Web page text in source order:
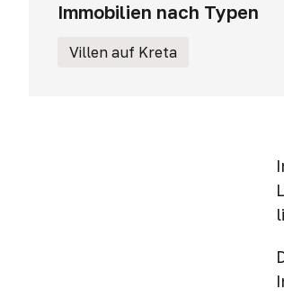
Immobilien nach Typen
Villen auf Kreta